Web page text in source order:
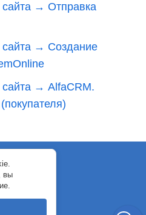
сайта → Отправка
сайта → Создание
сайта → AlfaCRM.
вы